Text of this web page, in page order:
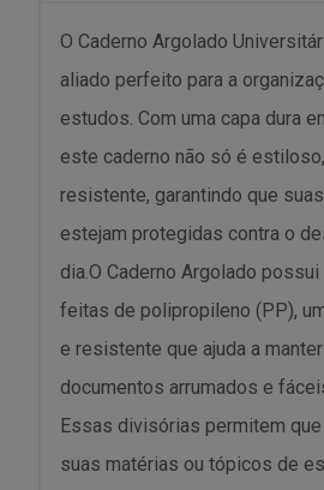
O Caderno Argolado
aliado perfeito para a
estudos. Com uma capa dura
este caderno não só é
resistente, garantindo que
estejam protegidas contra o
dia.O Caderno Argolado
feitas de polipropileno (PP),
e resistente que ajuda a
documentos arrumados e
Essas divisórias permitem
suas matérias ou tópicos de